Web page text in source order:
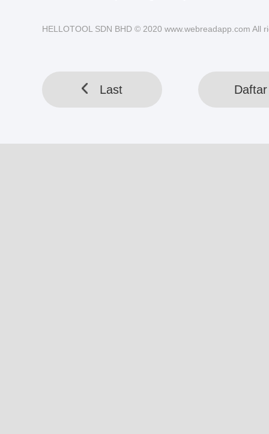
HELLOTOOL SDN BHD © 2020 www.webreadapp.com All
Last